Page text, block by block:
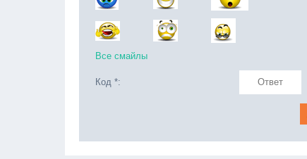
Все смайлы
Код *: